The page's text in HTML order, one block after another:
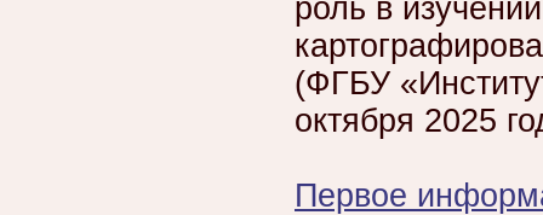
роль в
(ФГБУ
октября 2025
Первое